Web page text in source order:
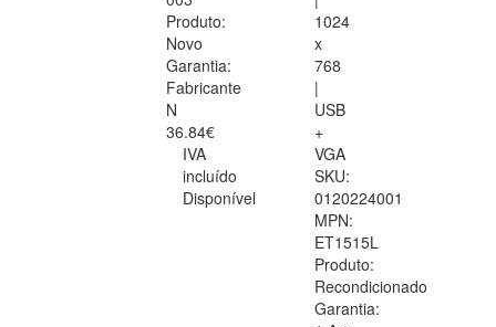
Produto:
Novo
Garantia:
Fabricante
N
36.84€
IVA
incluído
Disponível
1024
x
768
|
USB
+
VGA
SKU:
0120224001
MPN:
ET1515L
Produto:
Recondicionado
Garantia: